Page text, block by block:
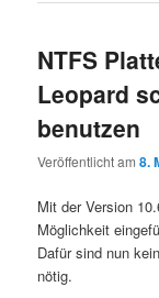
NTFS
Leopard
benutzen
Veröffentlicht am8.
Mit der Version
Möglichkeit
Dafür sind nun
nötig.